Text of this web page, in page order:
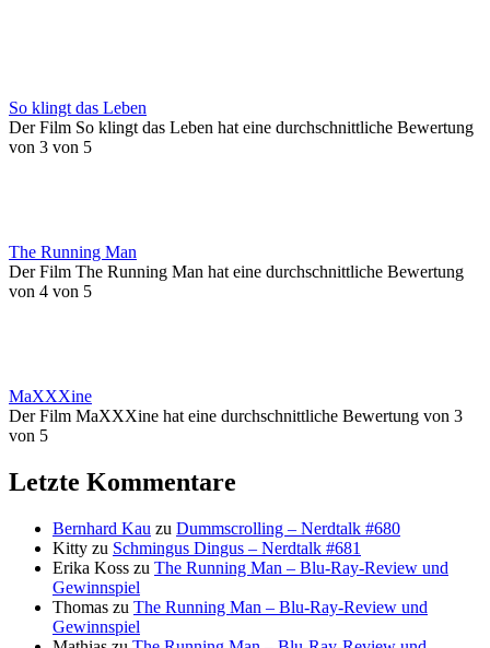
So klingt das Leben
Der Film So klingt das Leben hat eine durchschnittliche Bewertung
von 3 von 5
The Running Man
Der Film The Running Man hat eine durchschnittliche Bewertung
von 4 von 5
MaXXXine
Der Film MaXXXine hat eine durchschnittliche Bewertung von 3
von 5
Letzte Kommentare
Bernhard Kau zu Dummscrolling – Nerdtalk #680
Kitty zu Schmingus Dingus – Nerdtalk #681
Erika Koss zu The Running Man – Blu-Ray-Review und
Gewinnspiel
Thomas zu The Running Man – Blu-Ray-Review und
Gewinnspiel